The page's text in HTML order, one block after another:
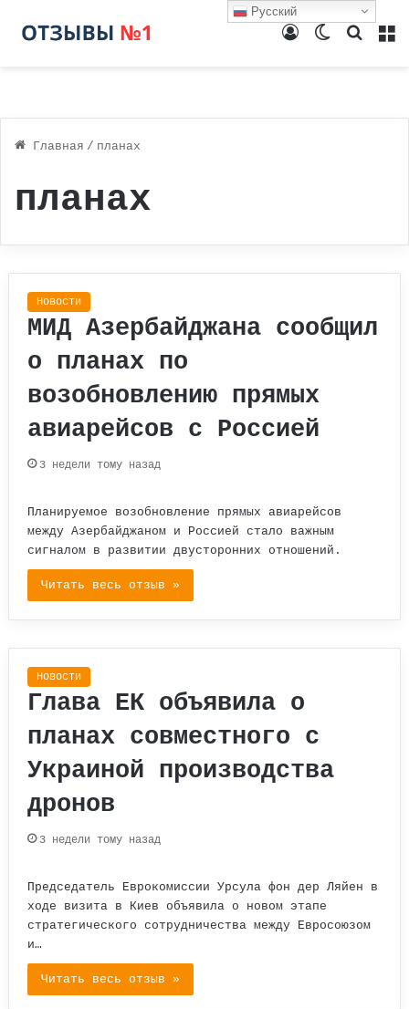
Поиск
Switch
Войти
Главная / планах
планах
Новости
МИД Азербайджана сообщил
о планах по
возобновлению прямых
авиарейсов с Россией
3 недели тому назад
Планируемое возобновление прямых авиарейсов
между Азербайджаном и Россией стало важным
сигналом в развитии двусторонних отношений.
Читать весь отзыв »
Новости
Глава ЕК объявила о
планах совместного с
Украиной производства
дронов
3 недели тому назад
Председатель Еврокомиссии Урсула фон дер Ляйен в
ходе визита в Киев объявила о новом этапе
стратегического сотрудничества между Евросоюзом
и…
Читать весь отзыв »
Русский